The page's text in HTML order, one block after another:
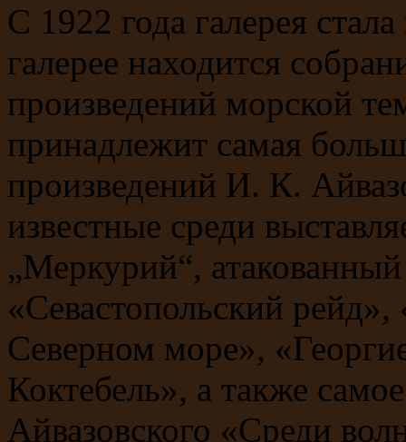
С 1922 года галерея
галерее находится
произведений морской
принадлежит самая
произведений И. К.
известные среди
„Меркурий“,
«Севастопольский
Северном море»,
Коктебель», а также
Айвазовского «Среди